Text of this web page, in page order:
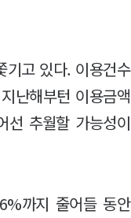
기고 있다. 이용건수
난해부턴 이용금액
선 추월할 가능성이
까지 줄어들 동안